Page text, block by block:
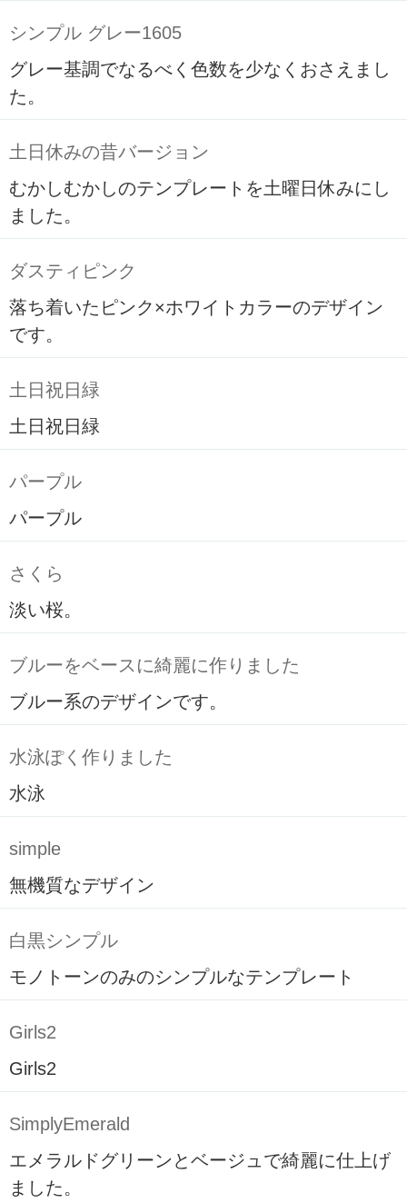
シンプル グレー1605
グレー基調でなるべく色数を少なくおさえまし
た。
土日休みの昔バージョン
むかしむかしのテンプレートを土曜日休みにし
ました。
ダスティピンク
落ち着いたピンク×ホワイトカラーのデザイン
です。
土日祝日緑
土日祝日緑
パープル
パープル
さくら
淡い桜。
ブルーをベースに綺麗に作りました
ブルー系のデザインです。
水泳ぽく作りました
水泳
simple
無機質なデザイン
白黒シンプル
モノトーンのみのシンプルなテンプレート
Girls2
Girls2
SimplyEmerald
エメラルドグリーンとベージュで綺麗に仕上げ
ました。